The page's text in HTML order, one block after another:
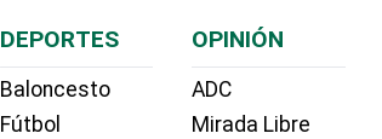
DEPORTES
Baloncesto
Fútbol
OPINIÓN
ADC
Mirada Libre